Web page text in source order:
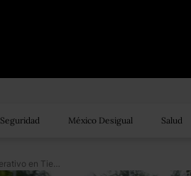
Seguridad México Desigual Salud
Gobierno federal inicia operativo en Tierra Caliente